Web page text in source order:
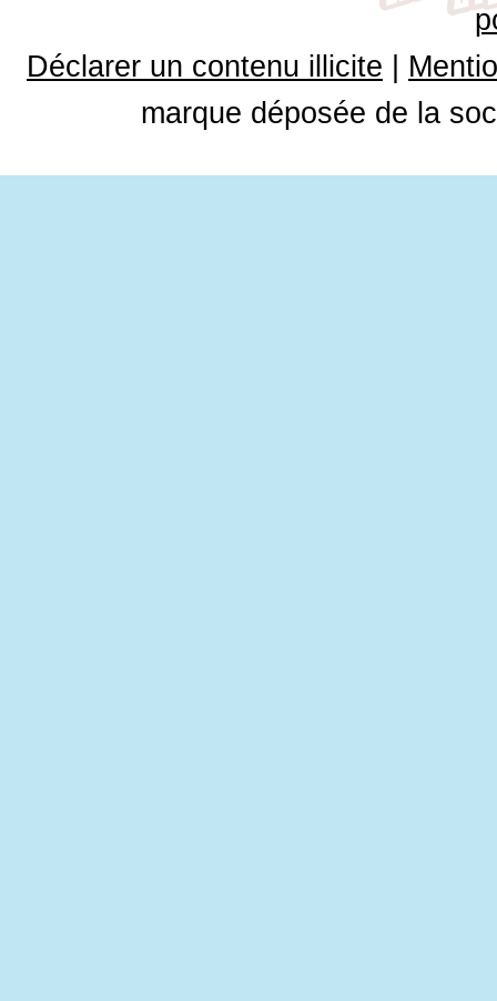
Déclarer un contenu illicite
marque déposée de la